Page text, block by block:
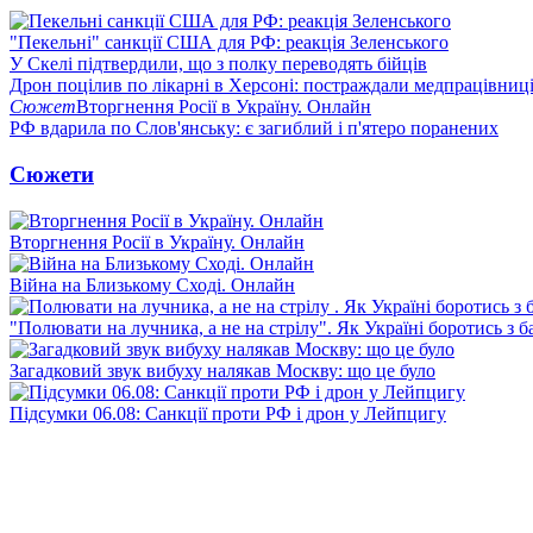
"Пекельні" санкції США для РФ: реакція Зеленського
У Скелі підтвердили, що з полку переводять бійців
Дрон поцілив по лікарні в Херсоні: постраждали медпрацівниці
СюжетВторгнення Росії в Україну. Онлайн
РФ вдарила по Слов'янську: є загиблий і п'ятеро поранених
Сюжети
Вторгнення Росії в Україну. Онлайн
Війна на Близькому Сході. Онлайн
"Полювати на лучника, а не на стрілу". Як Україні боротись з
Загадковий звук вибуху налякав Москву: що це було
Підсумки 06.08: Санкції проти РФ і дрон у Лейпцигу